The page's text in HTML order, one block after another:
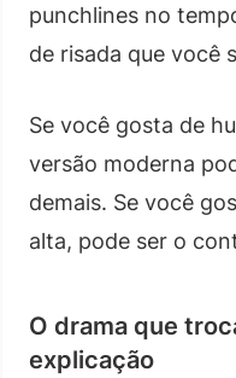
punchlines no
de risada que você
Se você gosta de
versão moderna
demais. Se você
alta, pode ser o
O drama que
explicação